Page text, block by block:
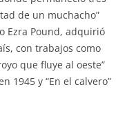
de un muchacho”
Ezra Pound, adquirió
con trabajos como
que fluye al oeste”
1945 y “En el calvero”